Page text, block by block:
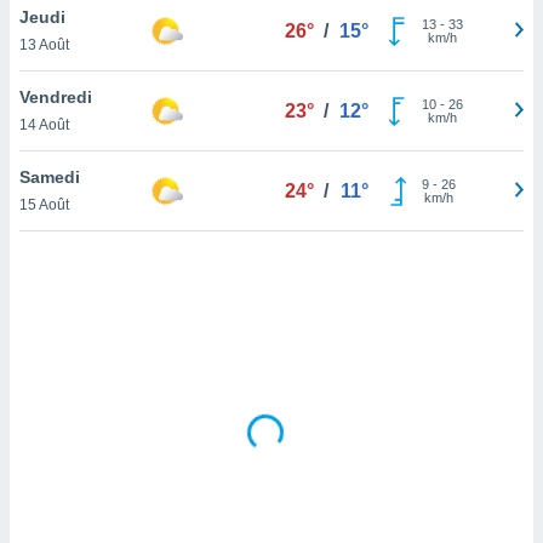
en
de
Jeudi
13 Août
26° / 15° 13- 33
km/h
Vendredi
14 Août
23° / 12° 10- 26
km/h
Samedi
15 Août
24° / 11° 9- 26
km/h